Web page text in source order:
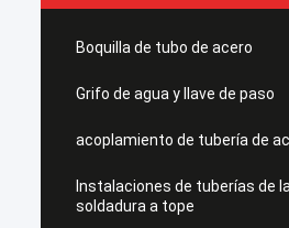
Boquilla de tubo de acero
Grifo de agua y llave de paso
acoplamiento de tubería de
Instalaciones de tuberías de la
soldadura a tope